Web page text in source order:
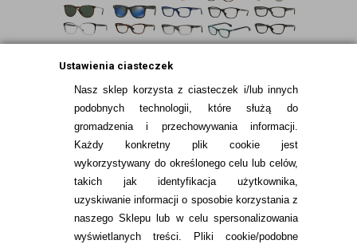
Ustawienia ciasteczek
Nasz sklep korzysta z ciasteczek i/lub innych
podobnych technologii, które służą do
gromadzenia i przechowywania informacji.
Każdy konkretny plik cookie jest
wykorzystywany do określonego celu lub celów,
takich jak identyfikacja użytkownika,
uzyskiwanie informacji o sposobie korzystania z
naszego Sklepu lub w celu spersonalizowania
wyświetlanych treści.
Pliki cookie/podobne
INFORMACJE KONTAKTOWE